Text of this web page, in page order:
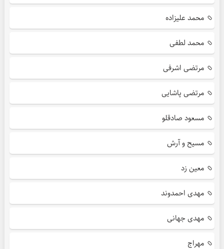
محمد علیزاده
محمد لطفی
مرتضی اشرفی
مرتضی پاشایی
مسعود صادقلو
مسیح و آرش
معین زد
مهدی احمدوند
مهدی جهانی
مهراج